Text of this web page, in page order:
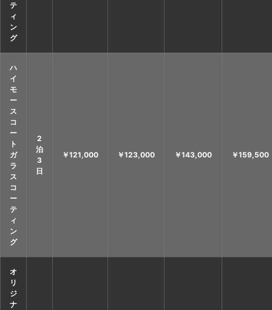
テ
ィ
ン
グ
ハ
イ
モ
ー
ス
コ
ー
ト
ガ
ラ
ス
コ
ー
テ
ィ
ン
グ
2
泊
3
日
￥121,000 ￥123,000 ￥143,000 ￥159,500
オ
リ
ジ
ナ